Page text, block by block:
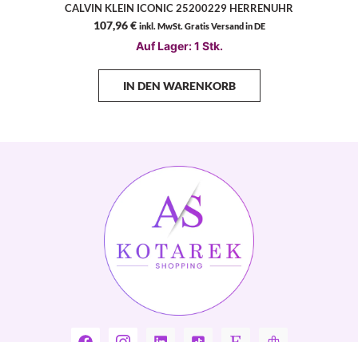
CALVIN KLEIN ICONIC 25200229 HERRENUHR
107,96€ inkl. MwSt. Gratis Versand in DE
Auf Lager: 1 Stk.
IN DEN WARENKORB